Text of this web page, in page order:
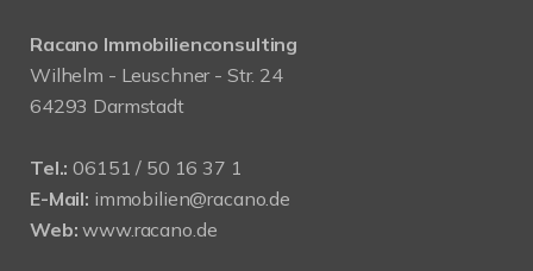
Racano Immobilienconsulting
Wilhelm - Leuschner - Str. 24
64293 Darmstadt
Tel.: 06151 / 50 16 37 1
E-Mail: immobilien@racano.de
Web: www.racano.de